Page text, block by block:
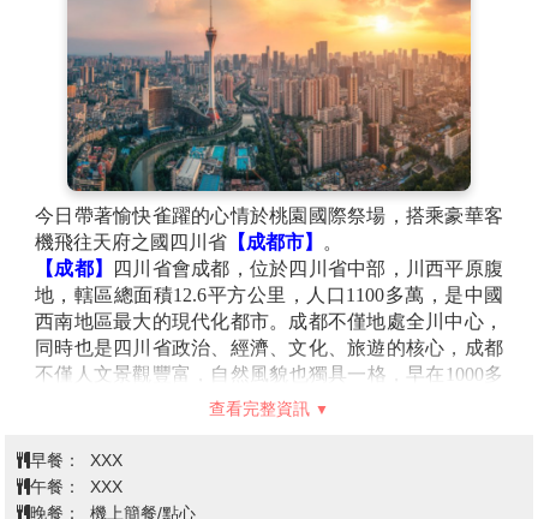
今日帶著愉快雀躍的心情於桃園國際祭場，搭乘豪華客
機飛往天府之國四川省 【成都市】
。
【成都】
四川省會成都，位於四川省中部，川西平原腹
地，轄區總面積12.6平方公里，人口1100多萬，是中國
西南地區最大的現代化都市。成都不僅地處全川中心，
同時也是四川省政治、經濟、文化、旅遊的核心，成都
不僅人文景觀豐富，自然風貌也獨具一格，早在1000多
年前的唐代，詩人就唱出了「窗含西嶺千秋雪，門泊東
查看完整資訊
早餐：
XXX
午餐：
XXX
晚餐：
機上簡餐/點心